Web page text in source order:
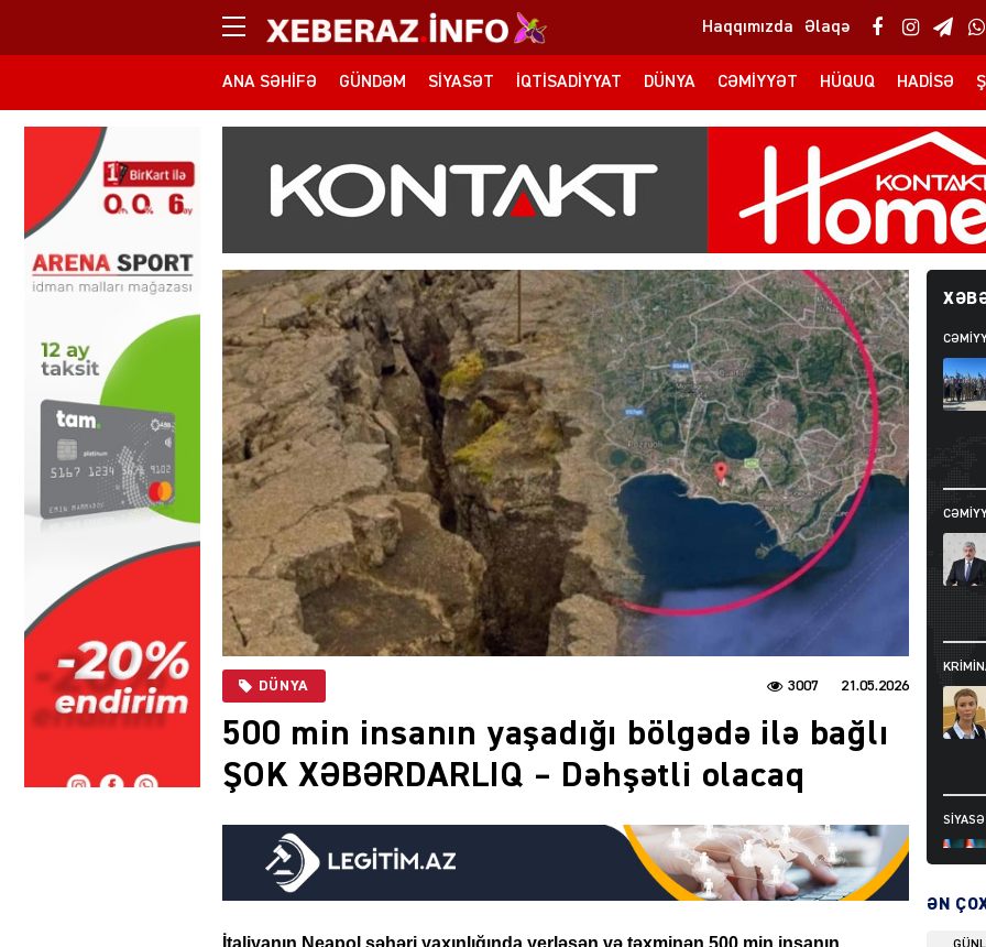
Haqqımızda Əlaqə
ANA SƏHIFƏ GÜNDƏM SIYASƏT İQTISADIYYAT DÜNYA CƏMIYYƏT HÜQUQ HADISƏ
DÜNYA 21.05.2026
3007
500 min insanın yaşadığı bölgədə ilə bağlı
ŞOK XƏBƏRDARLIQ – Dəhşətli olacaq
İtaliyanın Neapol şəhəri yaxınlığında yerləşən və təxminən 500 min insanın
ƏN